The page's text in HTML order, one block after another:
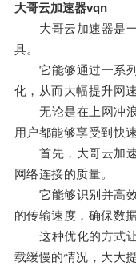
大哥云加速器vqn
大哥云加速器是一
具。
它能够通过一系列
化，从而大幅提升网速
无论是在上网冲浪
用户都能够享受到快
首先，大哥云加速
网络连接的质量。
它能够识别并高效
的传输速度，确保数
这种优化的方式让
载缓慢的情况，大大